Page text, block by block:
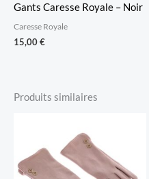
Gants Caresse Royale – Noir
Caresse Royale
15,00€
Produits similaires